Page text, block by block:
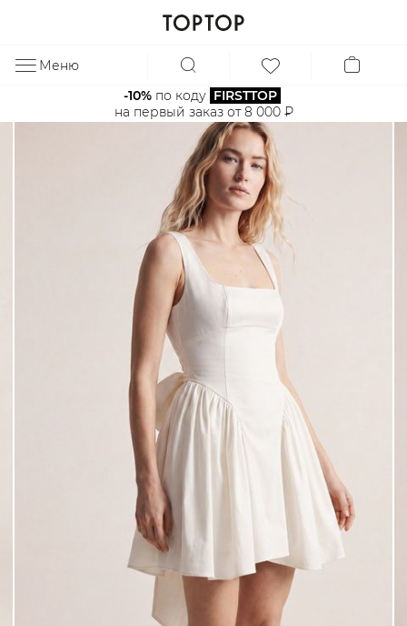
Меню
-10% по коду FIRSTTOP
на первый заказ от 8 000 ₽